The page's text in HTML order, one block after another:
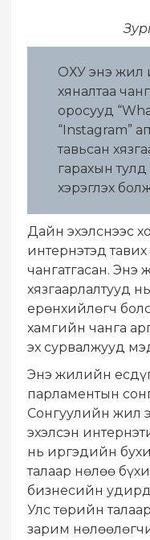
ОХУ энэ жил
хяналтаа
оросууд
“Instagram”
тавьсан
гарахын
хэрэглэх
Дайн эхэлснээс
интернэтэд тавих
чангатгасан. Энэ
хязгаарлалтууд
ерөнхийлөгч
хамгийн чанга
эх сурвалжууд
Энэ жилийн
парламентын
Сонгуулийн жил
эхэлсэн
нь иргэдийн
талаар нөлөө
бизнесийн
Улс төрийн
зарим